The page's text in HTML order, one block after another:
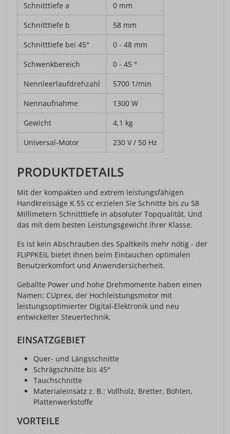
Schnitttiefe a
0 mm
Schnitttiefe b
58 mm
Schnitttiefe bei 45°
0 - 48 mm
Schwenkbereich
0 - 45 °
Nennleerlaufdrehzahl
5700 1/min
Nennaufnahme
1300 W
Gewicht
4,1 kg
Universal-Motor
230 V / 50 Hz
PRODUKTDETAILS
Mit der kompakten und extrem leistungsfähigen
Handkreissäge K 55 cc erzielen Sie Schnitte bis zu 58
Millimetern Schnitttiefe in absoluter Topqualität. Und
das mit dem besten Leistungsgewicht ihrer Klasse.
Es ist kein Abschrauben des Spaltkeils mehr nötig - der
FLIPPKEIL bietet Ihnen beim Eintauchen optimalen
Benutzerkomfort und Anwendersicherheit.
Geballte Power und hohe Drehmomente haben einen
Namen: CUprex, der Hochleistungsmotor mit
leistungsoptimierter Digital-Elektronik und neu
entwickelter Steuertechnik.
EINSATZGEBIET
Quer- und Längsschnitte
Schrägschnitte bis 45°
Tauchschnitte
Materialeinsatz z. B.: Vollholz, Bretter, Bohlen,
Plattenwerkstoffe
VORTEILE